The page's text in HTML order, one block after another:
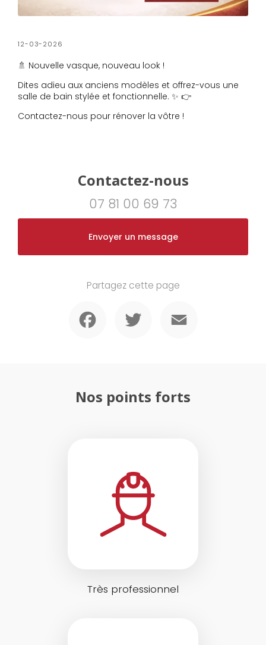
12-03-2026
🚿 Nouvelle vasque, nouveau look !
Dites adieu aux anciens modèles et offrez-vous une
salle de bain stylée et fonctionnelle. ✨ 👉
Contactez-nous pour rénover la vôtre !
Contactez-nous
07 81 00 69 73
Envoyer un message
Partagez cette page
Nos points forts
Très professionnel